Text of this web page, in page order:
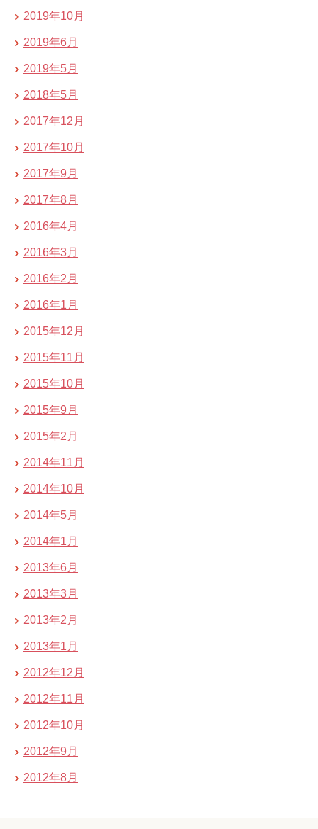
2019年10月
2019年6月
2019年5月
2018年5月
2017年12月
2017年10月
2017年9月
2017年8月
2016年4月
2016年3月
2016年2月
2016年1月
2015年12月
2015年11月
2015年10月
2015年9月
2015年2月
2014年11月
2014年10月
2014年5月
2014年1月
2013年6月
2013年3月
2013年2月
2013年1月
2012年12月
2012年11月
2012年10月
2012年9月
2012年8月